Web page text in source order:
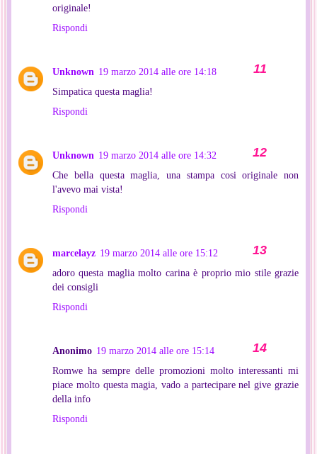
originale!
Rispondi
Unknown 19 marzo 2014 alle ore 14:18
Simpatica questa maglia!
Rispondi
Unknown 19 marzo 2014 alle ore 14:32
Che bella questa maglia, una stampa cosi originale non
l'avevo mai vista!
Rispondi
marcelayz 19 marzo 2014 alle ore 15:12
adoro questa maglia molto carina è proprio mio stile grazie
dei consigli
Rispondi
Anonimo 19 marzo 2014 alle ore 15:14
Romwe ha sempre delle promozioni molto interessanti mi
piace molto questa magia, vado a partecipare nel give grazie
della info
Rispondi